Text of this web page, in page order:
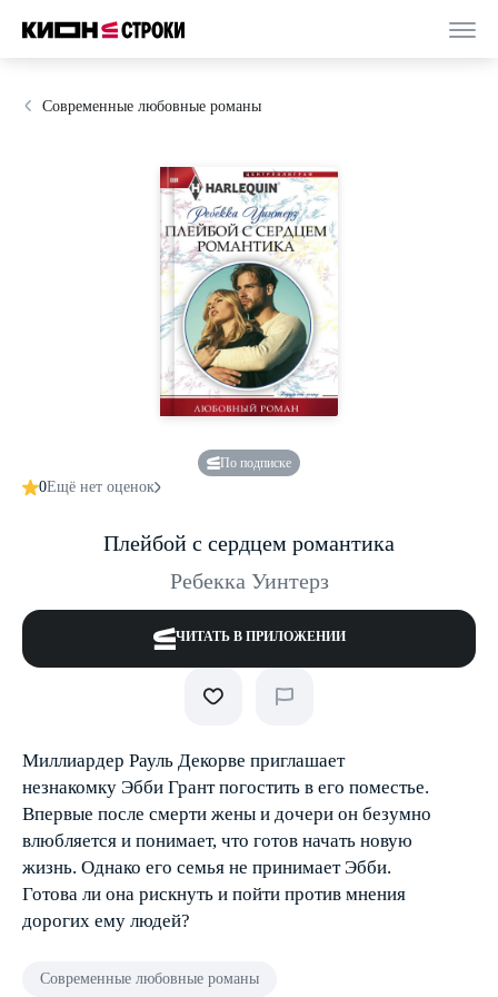
Современные любовные романы
По подписке
0Ещё нет оценок
Плейбой с сердцем романтика
Ребекка Уинтерз
ЧИТАТЬ В ПРИЛОЖЕНИИ
Миллиардер Рауль Декорве приглашает
незнакомку Эбби Грант погостить в его поместье.
Впервые после смерти жены и дочери он безумно
влюбляется и понимает, что готов начать новую
жизнь. Однако его семья не принимает Эбби.
Готова ли она рискнуть и пойти против мнения
дорогих ему людей?
Современные любовные романы